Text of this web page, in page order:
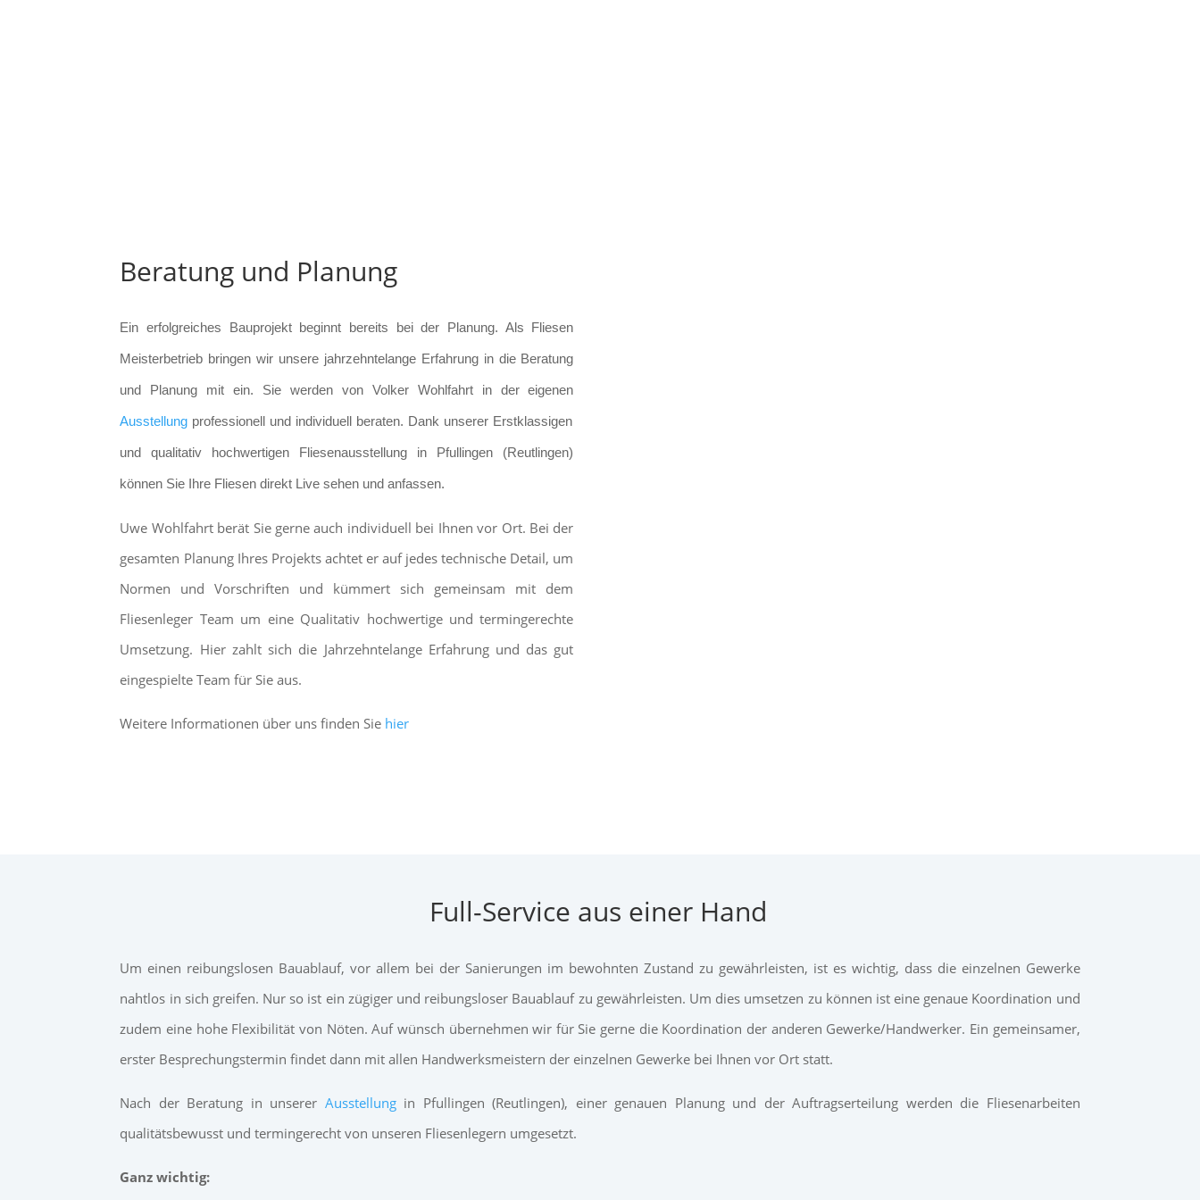
Beratung und Planung
Ein erfolgreiches Bauprojekt beginnt bereits bei der Planung. Als Fliesen
Meisterbetrieb bringen wir unsere jahrzehntelange Erfahrung in die Beratung
und Planung mit ein. Sie werden von Volker Wohlfahrt in der eigenen
Ausstellung professionell und individuell beraten. Dank unserer Erstklassigen
und qualitativ hochwertigen Fliesenausstellung in Pfullingen (Reutlingen)
können Sie Ihre Fliesen direkt Live sehen und anfassen.
Uwe Wohlfahrt berät Sie gerne auch individuell bei Ihnen vor Ort. Bei der
gesamten Planung Ihres Projekts achtet er auf jedes technische Detail, um
Normen und Vorschriften und kümmert sich gemeinsam mit dem
Fliesenleger Team um eine Qualitativ hochwertige und termingerechte
Umsetzung. Hier zahlt sich die Jahrzehntelange Erfahrung und das gut
eingespielte Team für Sie aus.
Weitere Informationen über uns finden Sie hier
Full-Service aus einer Hand
Um einen reibungslosen Bauablauf, vor allem bei der Sanierungen im bewohnten Zustand zu gewährleisten, ist es wichtig, dass die einzelnen Gewerke
nahtlos in sich greifen. Nur so ist ein zügiger und reibungsloser Bauablauf zu gewährleisten. Um dies umsetzen zu können ist eine genaue Koordination und
zudem eine hohe Flexibilität von Nöten. Auf wünsch übernehmen wir für Sie gerne die Koordination der anderen Gewerke/Handwerker. Ein gemeinsamer,
erster Besprechungstermin findet dann mit allen Handwerksmeistern der einzelnen Gewerke bei Ihnen vor Ort statt.
Nach der Beratung in unserer Ausstellungin Pfullingen (Reutlingen), einer genauen Planung und der Auftragserteilung werden die Fliesenarbeiten
qualitätsbewusst und termingerecht von unseren Fliesenlegern umgesetzt.
Ganz wichtig: